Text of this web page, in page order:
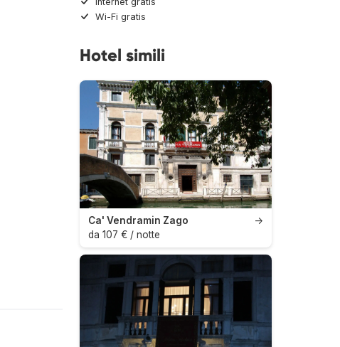
Wi-Fi gratis
Hotel simili
→
Ca' Vendramin Zago
da 107 € / notte